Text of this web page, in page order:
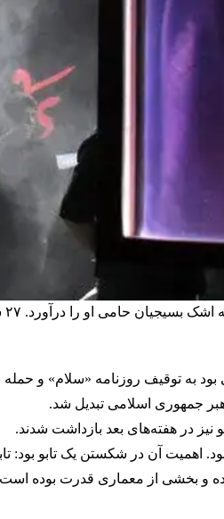
واکنشی بود به توقیف روزنامه
جمهوری اسلامی تبدیل شد.
بخشی از معماری قدرت بوده است.